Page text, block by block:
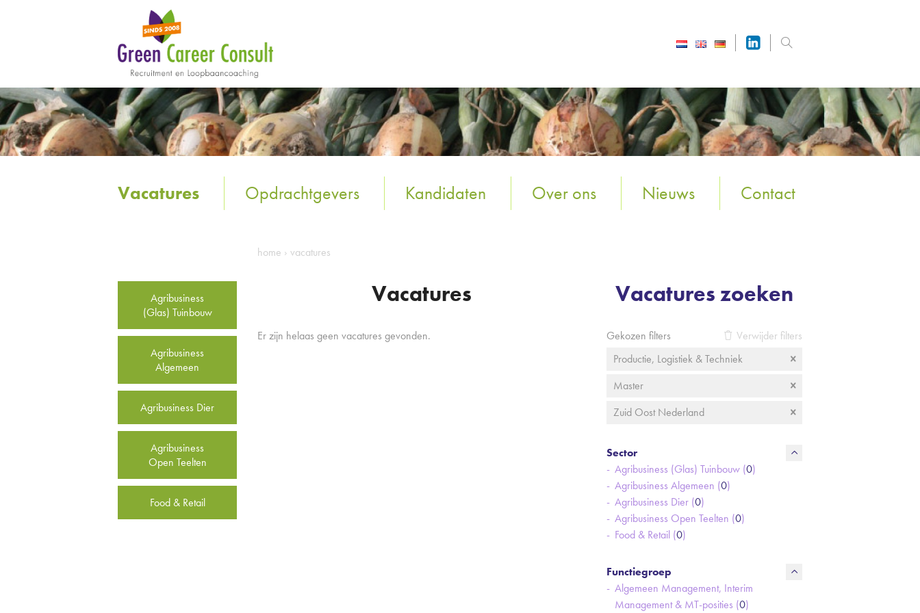
Vacatures Opdrachtgevers Kandidaten Over ons Nieuws Contact
home › vacatures
Vacatures
Er zijn helaas geen vacatures gevonden.
Agribusiness
(Glas) Tuinbouw
Agribusiness
Algemeen
Agribusiness Dier
Agribusiness
Open Teelten
Food & Retail
Vacatures zoeken
Gekozen filters
Verwijder filters
Productie, Logistiek & Techniek
Master
Zuid Oost Nederland
Sector
Agribusiness (Glas) Tuinbouw (0)
Agribusiness Algemeen (0)
Agribusiness Dier (0)
Agribusiness Open Teelten (0)
Food & Retail (0)
Functiegroep
Algemeen Management, Interim
Management & MT-posities (0)